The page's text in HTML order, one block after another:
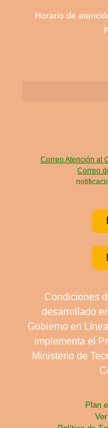
Horario de
Correo Atención al
Correo
Condiciones
desarrollado
Gobierno en
implementa el
Ministerio de
Plan